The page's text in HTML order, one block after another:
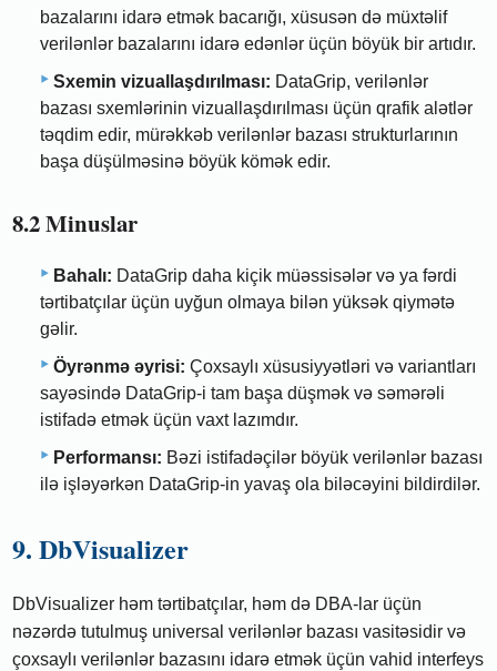
bazalarını idarə etmək bacarığı, xüsusən də müxtəlif
verilənlər bazalarını idarə edənlər üçün böyük bir artıdır.
Sxemin vizuallaşdırılması: DataGrip, verilənlər
bazası sxemlərinin vizuallaşdırılması üçün qrafik alətlər
təqdim edir, mürəkkəb verilənlər bazası strukturlarının
başa düşülməsinə böyük kömək edir.
8.2 Minuslar
Bahalı: DataGrip daha kiçik müəssisələr və ya fərdi
tərtibatçılar üçün uyğun olmaya bilən yüksək qiymətə
gəlir.
Öyrənmə əyrisi: Çoxsaylı xüsusiyyətləri və variantları
sayəsində DataGrip-i tam başa düşmək və səmərəli
istifadə etmək üçün vaxt lazımdır.
Performansı: Bəzi istifadəçilər böyük verilənlər bazası
ilə işləyərkən DataGrip-in yavaş ola biləcəyini bildirdilər.
9. DbVisualizer
DbVisualizer həm tərtibatçılar, həm də DBA-lar üçün
nəzərdə tutulmuş universal verilənlər bazası vasitəsidir və
çoxsaylı verilənlər bazasını idarə etmək üçün vahid interfeys